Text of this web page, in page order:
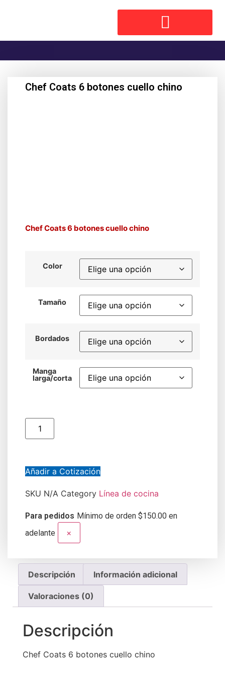
Chef Coats 6 botones cuello chino
Chef Coats 6 botones cuello chino
Color
Tamaño
Bordados
Manga
larga/corta
Añadir a Cotización
SKU N/A Category Línea de cocina
Para pedidos Mínimo de orden $150.00 en
adelante
×
Descripción Información adicional
Valoraciones (0)
Descripción
Chef Coats 6 botones cuello chino